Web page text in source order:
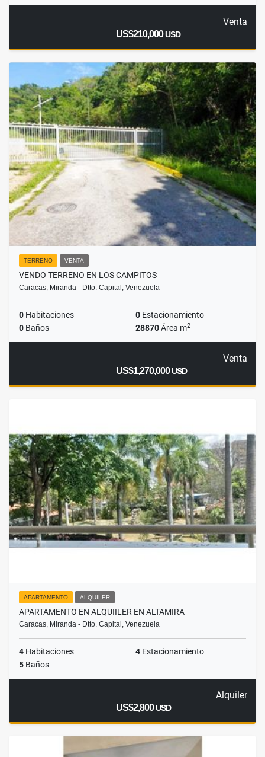
Venta
US$210,000USD
TERRENO VENTA
VENDO TERRENO EN LOS CAMPITOS
Caracas, Miranda - Dtto. Capital, Venezuela
0 Habitaciones 0 Estacionamiento
0 Baños 28870Área m2
Venta
US$1,270,000USD
APARTAMENTO ALQUILER
APARTAMENTO EN ALQUIILER EN ALTAMIRA
Caracas, Miranda - Dtto. Capital, Venezuela
4 Habitaciones 4 Estacionamiento
5 Baños
Alquiler
US$2,800USD